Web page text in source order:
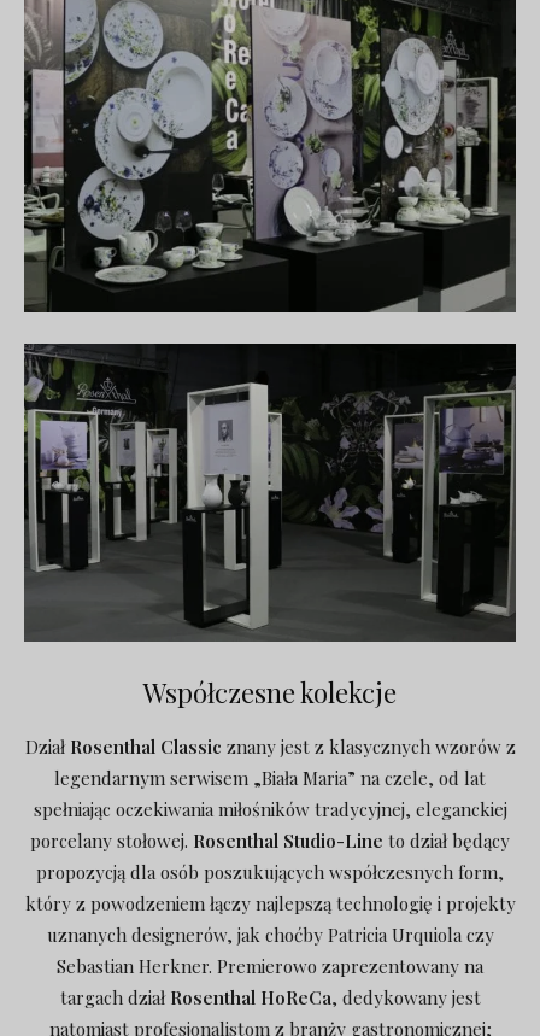
Współczesne kolekcje
Dział Rosenthal Classic znany jest z klasycznych wzorów z
legendarnym serwisem „Biała Maria” na czele, od lat
spełniając oczekiwania miłośników tradycyjnej, eleganckiej
porcelany stołowej. Rosenthal Studio-Line to dział będący
propozycją dla osób poszukujących współczesnych form,
który z powodzeniem łączy najlepszą technologię i projekty
uznanych designerów, jak choćby Patricia Urquiola czy
Sebastian Herkner. Premierowo zaprezentowany na
targach dział Rosenthal HoReCa, dedykowany jest
natomiast profesjonalistom z branży gastronomicznej;